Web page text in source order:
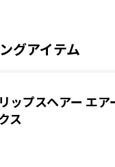
グアイテム
リップスヘアー エ
ス